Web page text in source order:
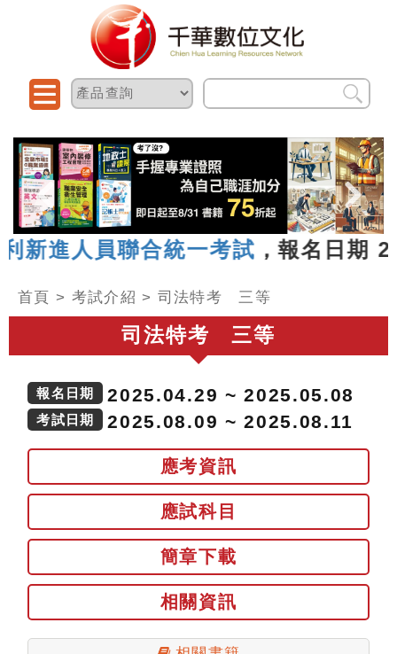
人員聯合統一考試，報名日期
首頁 > 考試介紹 > 司法特考 三等
司法特考 三等
報名日期 2025.04.29 ~ 2025.05.08
考試日期 2025.08.09 ~ 2025.08.11
應考資訊
應試科目
簡章下載
相關資訊